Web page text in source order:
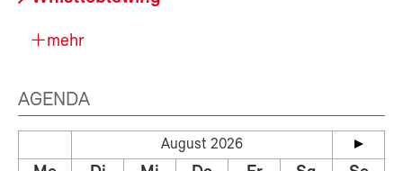
mehr
AGENDA
August 2026